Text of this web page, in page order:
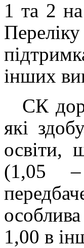
1 та 2 на
інших
СК
які
освіти,
(1,05 –
1,00 в